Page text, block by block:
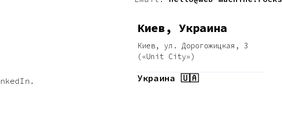
Киев, Украина
Киев, ул. Дорогожицкая, 3
(«Unit City»)
Украина 🇺🇦